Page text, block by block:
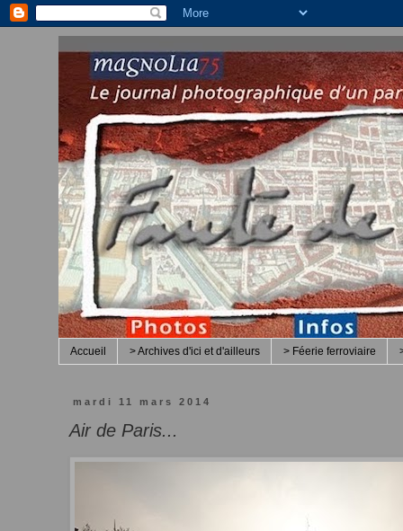
Accueil > Archives d'ici et d'ailleurs > Féerie ferroviaire
mardi 11 mars 2014
Air de Paris...